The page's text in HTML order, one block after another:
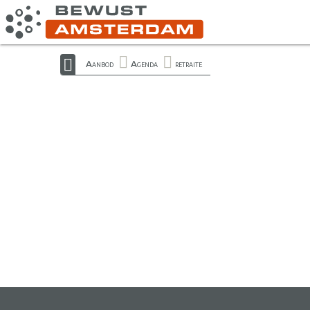
Aanbod Agenda retraite